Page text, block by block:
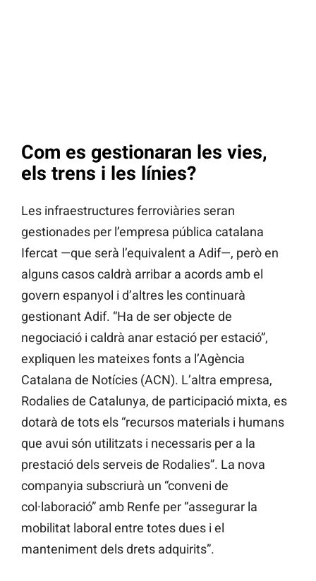
Com es gestionaran les vies,
els trens i les línies?
Les infraestructures ferroviàries seran
gestionades per l’empresa pública catalana
Ifercat —que serà l’equivalent a Adif—, però en
alguns casos caldrà arribar a acords amb el
govern espanyol i d’altres les continuarà
gestionant Adif. “Ha de ser objecte de
negociació i caldrà anar estació per estació”,
expliquen les mateixes fonts a l’Agència
Catalana de Notícies (ACN). L’altra empresa,
Rodalies de Catalunya, de participació mixta, es
dotarà de tots els “recursos materials i humans
que avui són utilitzats i necessaris per a la
prestació dels serveis de Rodalies”. La nova
companyia subscriurà un “conveni de
col·laboració” amb Renfe per “assegurar la
mobilitat laboral entre totes dues i el
manteniment dels drets adquirits”.